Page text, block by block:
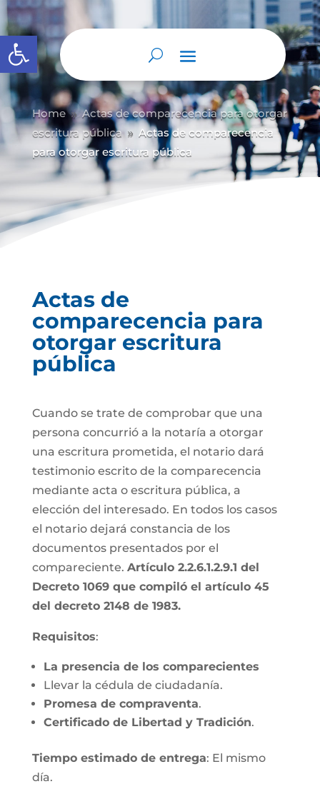
Abrir barra de herramientas
Home 9 Actas de comparecencia para otorgar
escritura pública
9 Actas de comparecencia
para otorgar escritura pública
Actas de
comparecencia para
otorgar escritura
pública
Cuando se trate de comprobar que una
persona concurrió a la notaría a otorgar
una escritura prometida, el notario dará
testimonio escrito de la comparecencia
mediante acta o escritura pública, a
elección del interesado. En todos los casos
el notario dejará constancia de los
documentos presentados por el
compareciente. Artículo 2.2.6.1.2.9.1 del
Decreto 1069 que compiló el artículo 45
del decreto 2148 de 1983.
Requisitos:
La presencia de los comparecientes
Llevar la cédula de ciudadanía.
Promesa de compraventa.
Certificado de Libertad y Tradición.
Tiempo estimado de entrega: El mismo
día.